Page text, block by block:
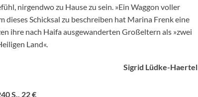
nirgendwo zu Hause zu sein. »Ein Waggon voller
Schicksal zu beschreiben hat Marina Frenk eine
ihre nach Haifa ausgewanderten Großeltern als »zwei
Land«.
Sigrid Lüdke-Haertel
S., 22 €